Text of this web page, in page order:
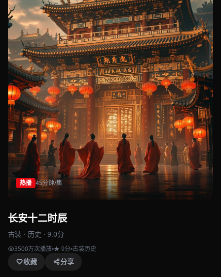
热播 45分钟/集
长安十二时辰
古装 · 历史 · 9.0分
3500万次播放 ★ 9分 古装历史
收藏 分享